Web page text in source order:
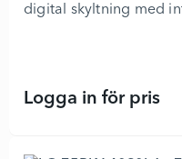
digital skyltning med
Logga in för pris